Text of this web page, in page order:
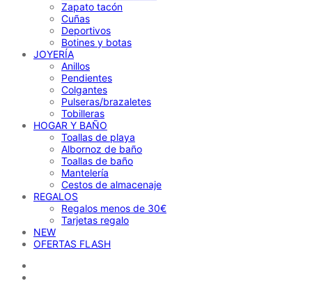
Zapato tacón
Cuñas
Deportivos
Botines y botas
JOYERÍA
Anillos
Pendientes
Colgantes
Pulseras/brazaletes
Tobilleras
HOGAR Y BAÑO
Toallas de playa
Albornoz de baño
Toallas de baño
Mantelería
Cestos de almacenaje
REGALOS
Regalos menos de 30€
Tarjetas regalo
NEW
OFERTAS FLASH